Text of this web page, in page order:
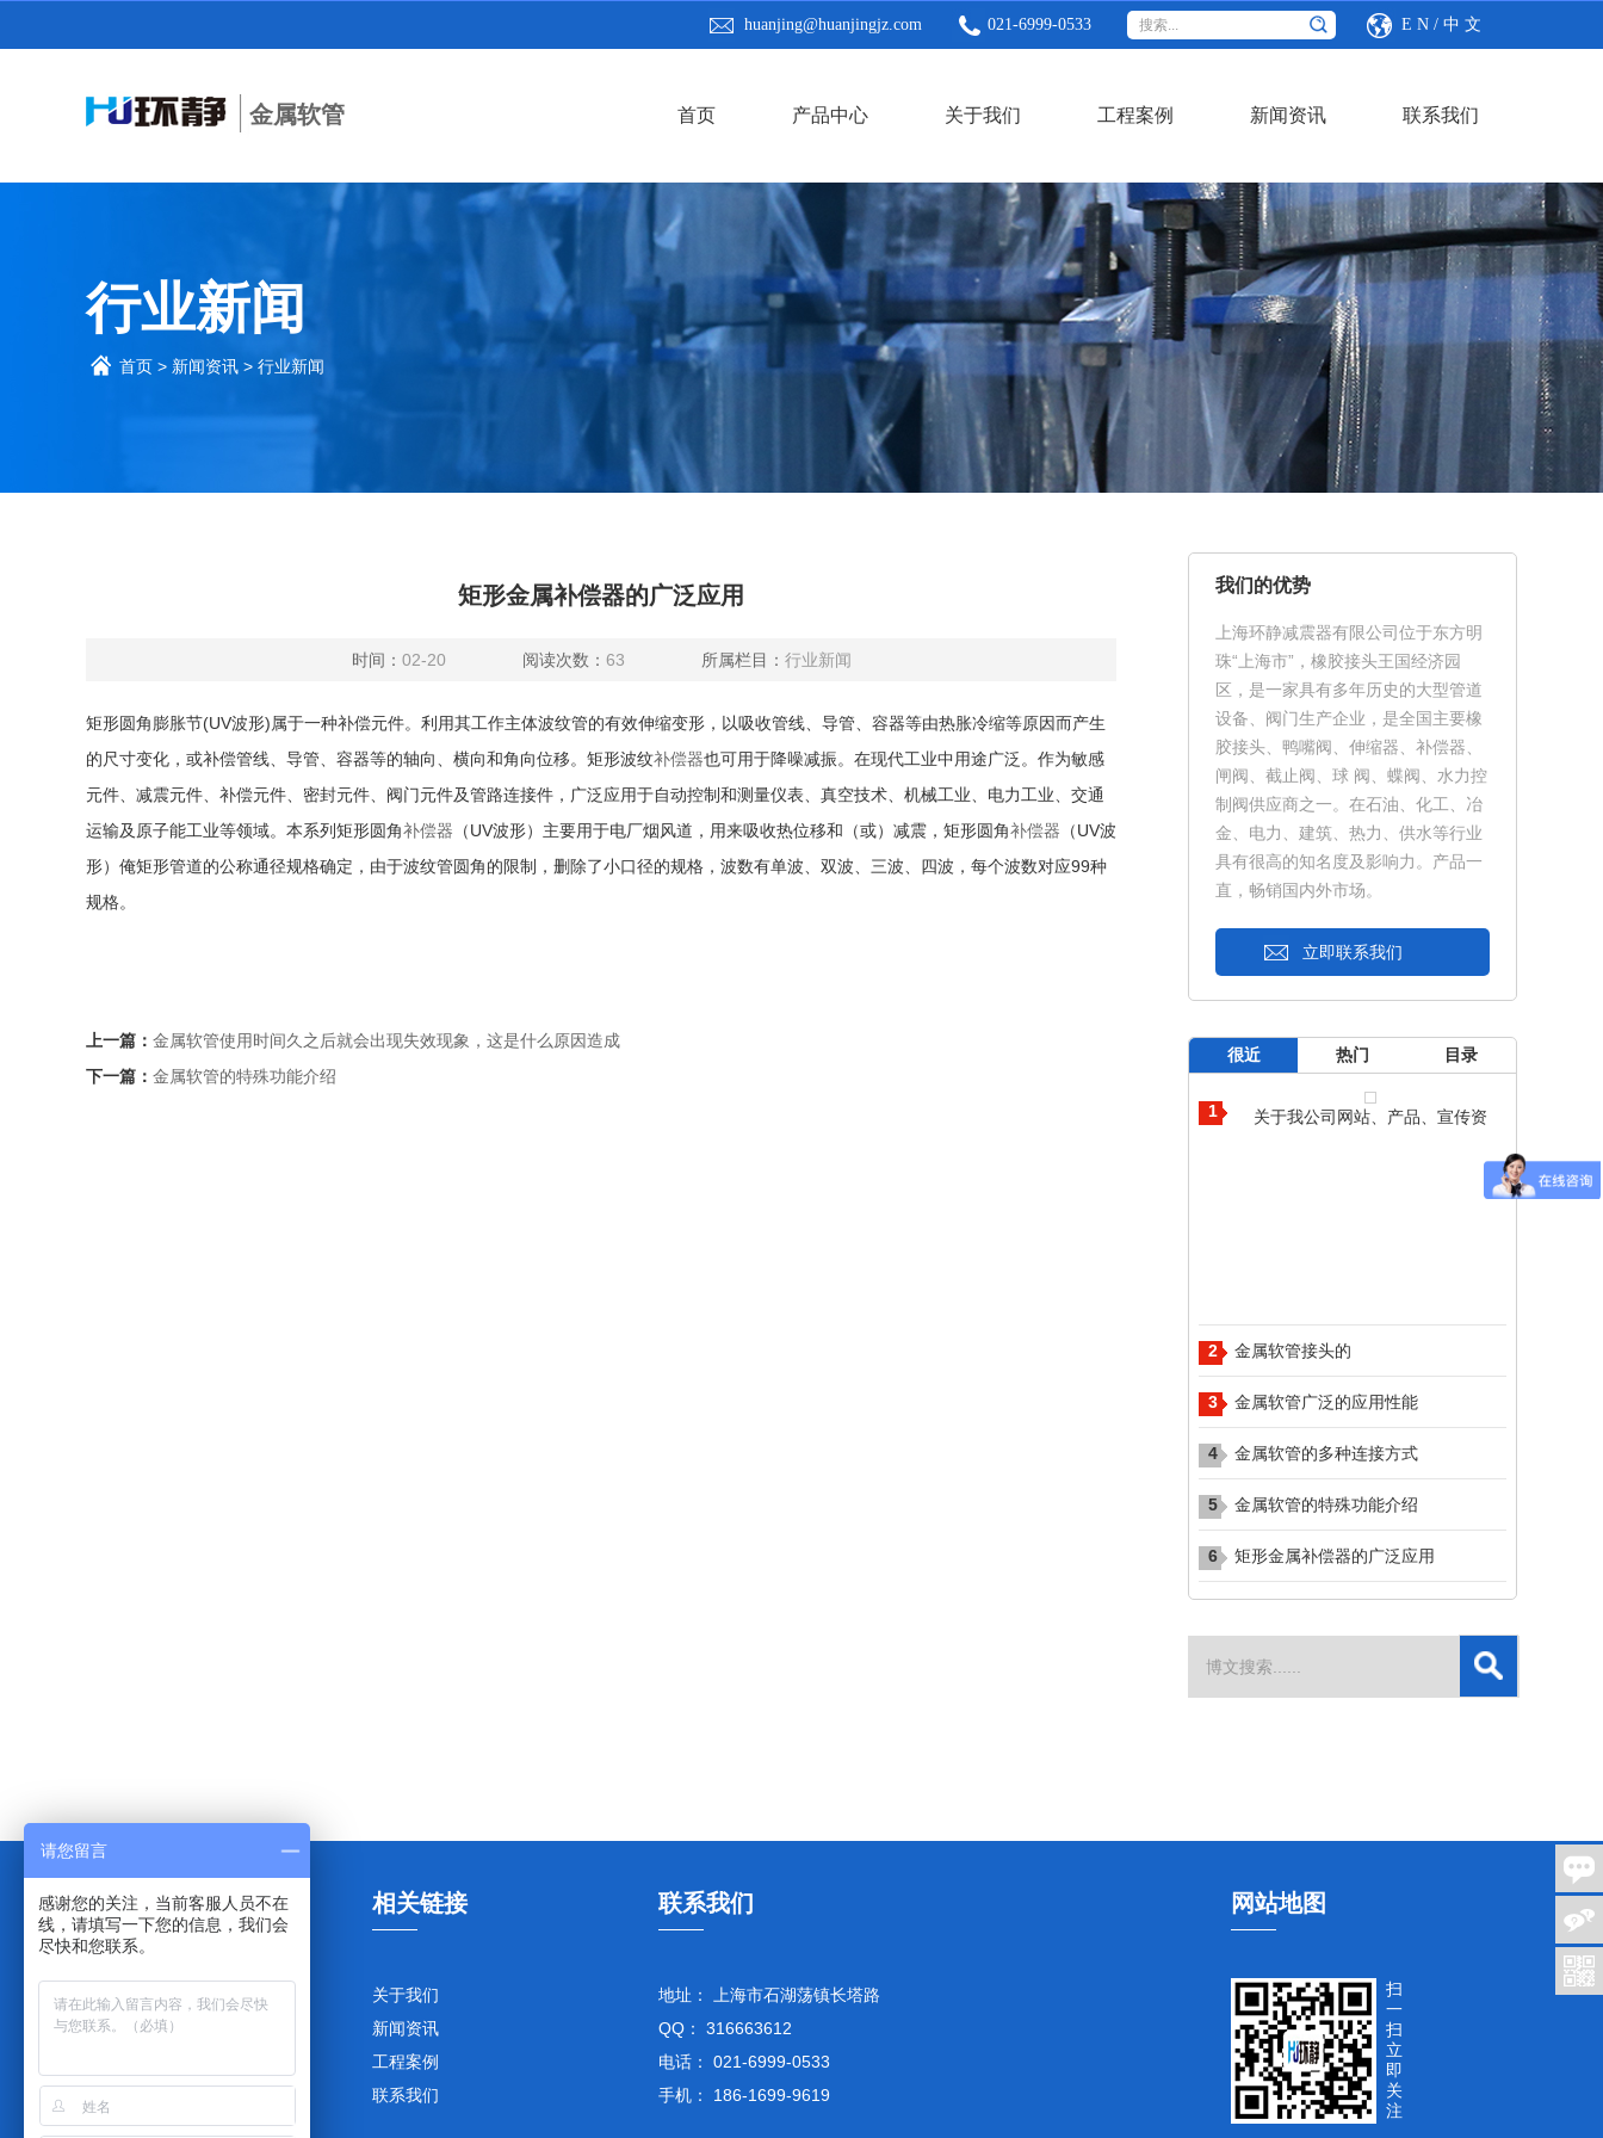
huanjing@huanjingjz.com 021-6999-0533 E N / 中 文
金属软管 首页 产品中心 关于我们 工程案例 新闻资讯 联系我们
行业新闻
首页 > 新闻资讯 > 行业新闻
矩形金属补偿器的广泛应用
时间： 02-20 阅读次数： 63 所属栏目： 行业新闻
矩形圆角膨胀节(UV波形)属于一种补偿元件。利用其工作主体波纹管的有效伸缩变形，以吸收管线、导管、容器等由热胀冷缩等原因而产生
的尺寸变化，或补偿管线、导管、容器等的轴向、横向和角向位移。矩形波纹补偿器也可用于降噪减振。在现代工业中用途广泛。作为敏感
元件、减震元件、补偿元件、密封元件、阀门元件及管路连接件，广泛应用于自动控制和测量仪表、真空技术、机械工业、电力工业、交通
运输及原子能工业等领域。本系列矩形圆角补偿器 （UV波形）主要用于电厂烟风道，用来吸收热位移和（或）减震，矩形圆角补偿器 （UV波
形）俺矩形管道的公称通径规格确定，由于波纹管圆角的限制，删除了小口径的规格，波数有单波、双波、三波、四波，每个波数对应99种
规格。
上一篇： 金属软管使用时间久之后就会出现失效现象，这是什么原因造成
下一篇： 金属软管的特殊功能介绍
我们的优势
上海环静减震器有限公司位于东方明
珠“上海市”，橡胶接头王国经济园
区，是一家具有多年历史的大型管道
设备、阀门生产企业，是全国主要橡
胶接头、鸭嘴阀、伸缩器、补偿器、
闸阀、截止阀、球 阀、蝶阀、水力控
制阀供应商之一。在石油、化工、冶
金、电力、建筑、热力、供水等行业
具有很高的知名度及影响力。产品一
直，畅销国内外市场。
立即联系我们
很近 热门 目录
1 关于我公司网站、产品、宣传资
2 ​​​​​​​金属软管接头的
3 金属软管广泛的应用性能
4 金属软管的多种连接方式
5 金属软管的特殊功能介绍
6 矩形金属补偿器的广泛应用
产品目录
金属软管
波纹补偿器
相关链接
关于我们
新闻资讯
工程案例
联系我们
联系我们
地址： 上海市石湖荡镇长塔路
QQ： 316663612
电话： 021-6999-0533
手机： 186-1699-9619
网站地图
扫
一
扫
立
即
关
注
请您留言
感谢您的关注，当前客服人员不在
线，请填写一下您的信息，我们会
尽快和您联系。